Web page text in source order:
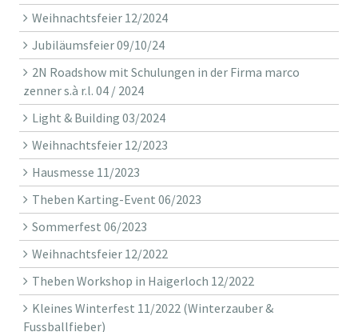
Weihnachtsfeier 12/2024
Jubiläumsfeier 09/10/24
2N Roadshow mit Schulungen in der Firma marco
zenner s.à r.l. 04 / 2024
Light & Building 03/2024
Weihnachtsfeier 12/2023
Hausmesse 11/2023
Theben Karting-Event 06/2023
Sommerfest 06/2023
Weihnachtsfeier 12/2022
Theben Workshop in Haigerloch 12/2022
Kleines Winterfest 11/2022 (Winterzauber &
Fussballfieber)